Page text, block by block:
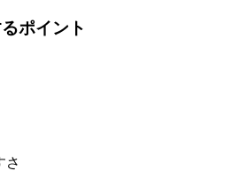
ポイント
さ